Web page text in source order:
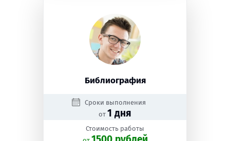
Библиография
Сроки выполнения
от 1 дня
Стоимость работы